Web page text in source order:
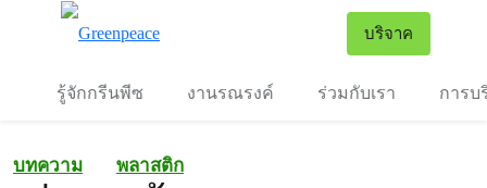
บริจาค
รู้จักกรีนพีซ งานรณรงค์ ร่วมกับเรา การบ
บทความ พลาสติก